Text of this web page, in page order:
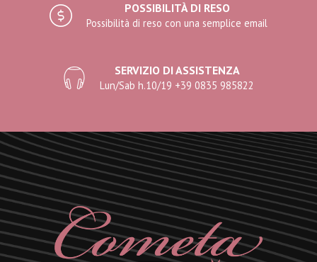
POSSIBILITÀ DI RESO
Possibilità di reso con una semplice email
SERVIZIO DI ASSISTENZA
Lun/Sab h.10/19 +39 0835 985822